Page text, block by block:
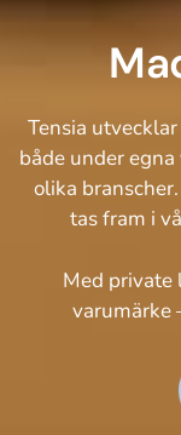
Tensia
både under
olika
tas fram i
Med private
varumärke